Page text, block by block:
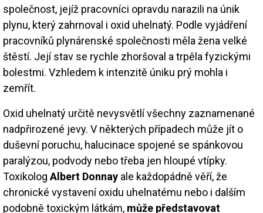
společnost, jejíž pracovníci opravdu narazili na únik
plynu, který zahrnoval i oxid uhelnatý. Podle vyjádření
pracovníků plynárenské společnosti měla žena velké
štěstí. Její stav se rychle zhoršoval a trpěla fyzickými
bolestmi. Vzhledem k intenzitě úniku prý mohla i
zemřít.
Oxid uhelnatý určitě nevysvětlí všechny zaznamenané
nadpřirozené jevy. V některých případech může jít o
duševní poruchu, halucinace spojené se spánkovou
paralýzou, podvody nebo třeba jen hloupé vtípky.
Toxikolog Albert Donnay ale každopádně věří, že
chronické vystavení oxidu uhelnatému nebo i dalším
podobně toxickým látkám, může představovat